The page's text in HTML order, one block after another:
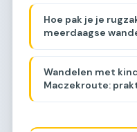
Hoe pak je je
meerdaagse
Wandelen met
Maczekroute: